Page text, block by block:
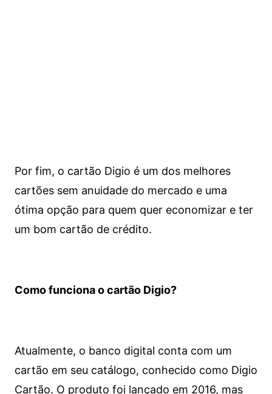
Por fim, o cartão Digio é um dos melhores
cartões sem anuidade do mercado e uma
ótima opção para quem quer economizar e ter
um bom cartão de crédito.
Como funciona o cartão Digio?
Atualmente, o banco digital conta com um
cartão em seu catálogo, conhecido como Digio
Cartão. O produto foi lançado em 2016, mas